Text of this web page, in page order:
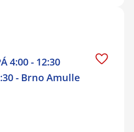
4:00 - 12:30
- Brno Amulle